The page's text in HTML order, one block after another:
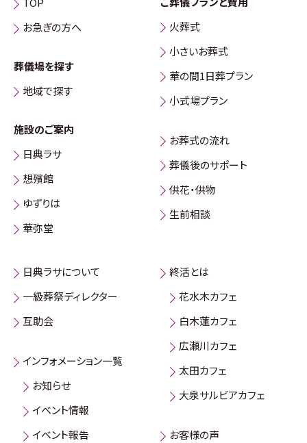
お急ぎの方へ
葬儀場を探す
地域で探す
施設のご案内
日典ラサ
想殯館
ゆずりは
華弥堂
火葬式
小さいお葬式
華の間1日葬プラン
小式場プラン
お葬式の流れ
葬儀後のサポート
供花・供物
生前相談
日典ラサについて
一級葬祭ディレクター
互助会
インフォメーション一覧
お知らせ
イベント情報
イベント報告
終活とは
花水木カフェ
白木蓮カフェ
広瀬川カフェ
太田カフェ
大泉サルビアカフェ
お客様の声